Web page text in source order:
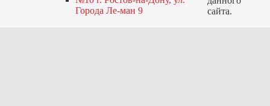
Города Ле-ман 9
сайта.